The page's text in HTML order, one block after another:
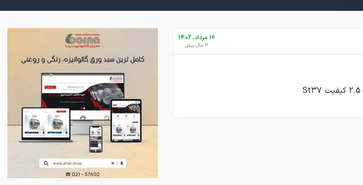
16 مرداد، 1402
3 سال پیش